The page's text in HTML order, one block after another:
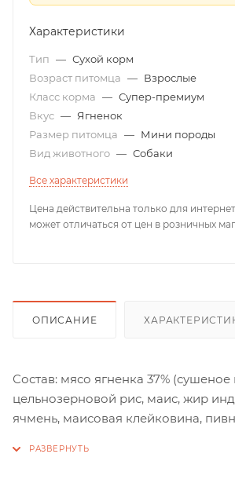
Характеристики
Тип — Сухой корм
Возраст питомца — Взрослые
Класс корма — Супер-премиум
Вкус — Ягненок
Размер питомца — Мини породы
Вид животного — Собаки
Все характеристики
Цена действительна только для
может отличаться от цен в розничных
ОПИСАНИЕ
Состав: мясо ягненка 37%
цельнозерновой рис, маис, жир
ячмень, маисовая клейковина,